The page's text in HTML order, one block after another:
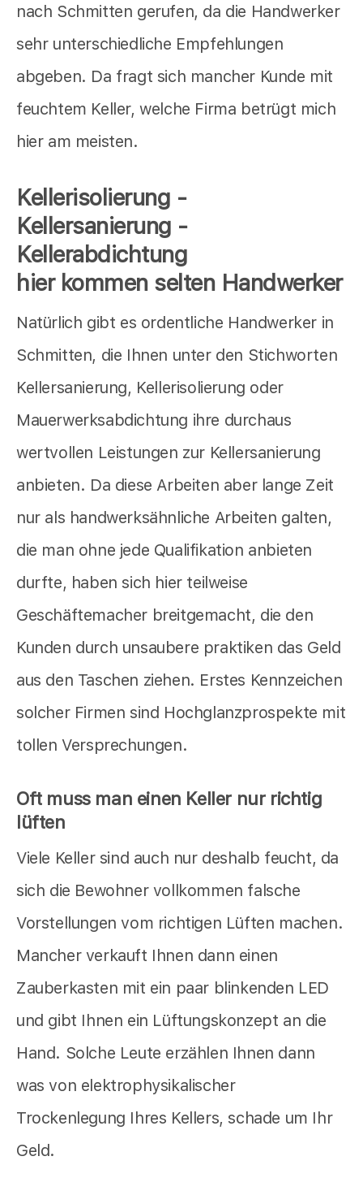
nach Schmitten gerufen, da die Handwerker
sehr unterschiedliche Empfehlungen
abgeben. Da fragt sich mancher Kunde mit
feuchtem Keller, welche Firma betrügt mich
hier am meisten.
Kellerisolierung -
Kellersanierung -
Kellerabdichtung
hier kommen selten Handwerker
Natürlich gibt es ordentliche Handwerker in
Schmitten, die Ihnen unter den Stichworten
Kellersanierung, Kellerisolierung oder
Mauerwerksabdichtung ihre durchaus
wertvollen Leistungen zur Kellersanierung
anbieten. Da diese Arbeiten aber lange Zeit
nur als handwerksähnliche Arbeiten galten,
die man ohne jede Qualifikation anbieten
durfte, haben sich hier teilweise
Geschäftemacher breitgemacht, die den
Kunden durch unsaubere praktiken das Geld
aus den Taschen ziehen. Erstes Kennzeichen
solcher Firmen sind Hochglanzprospekte mit
tollen Versprechungen.
Oft muss man einen Keller nur richtig
lüften
Viele Keller sind auch nur deshalb feucht, da
sich die Bewohner vollkommen falsche
Vorstellungen vom richtigen Lüften machen.
Mancher verkauft Ihnen dann einen
Zauberkasten mit ein paar blinkenden LED
und gibt Ihnen ein Lüftungskonzept an die
Hand. Solche Leute erzählen Ihnen dann
was von elektrophysikalischer
Trockenlegung Ihres Kellers, schade um Ihr
Geld.